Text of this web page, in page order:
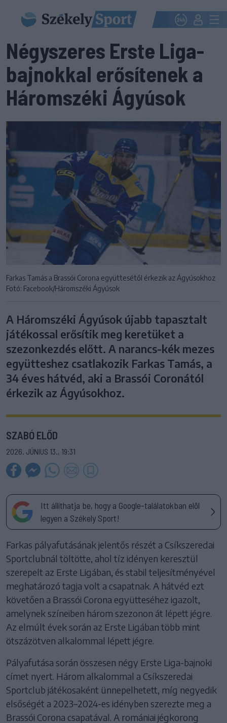
Négyszeres Erste Liga-
bajnokkal erősítenek a
Háromszéki Ágyúsok
Farkas Tamás a Brassói Corona együttesétől érkezik az Ágyúsokhoz
Fotó: Facebook/Háromszéki Ágyúsok
A Háromszéki Ágyúsok újabb tapasztalt
játékossal erősítik meg keretüket a
szezonkezdés előtt. A narancs-kék mezes
együtteshez csatlakozik Farkas Tamás, a
34 éves hátvéd, aki a Brassói Coronától
érkezik az Ágyúsokhoz.
SZABÓ ELŐD
2026. JÚNIUS 13., 19:31
Itt állíthatja be, hogy a Google-találatokban elöl
legyen a Székely Sport!
Farkas pályafutásának jelentős részét a Csíkszeredai
Sportclubnál töltötte, ahol tíz idényen keresztül
szerepelt az Erste Ligában, és stabil teljesítményével
meghatározó tagja volt a csapatnak. A hátvéd ezt
követően a Brassói Corona együtteséhez igazolt,
amelynek színeiben három szezonon át lépett jégre.
Az elmúlt évek során az Erste Ligában több mint
ötszázötven alkalommal lépett jégre.
Pályafutása során összesen négy Erste Liga-bajnoki
címet nyert. Három alkalommal a Csíkszeredai
Sportclub játékosaként ünnepelhetett, míg negyedik
elsőségét a 2023–2024-es idényben szerezte meg a
Brassói Corona csapatával. A romániai jégkorong